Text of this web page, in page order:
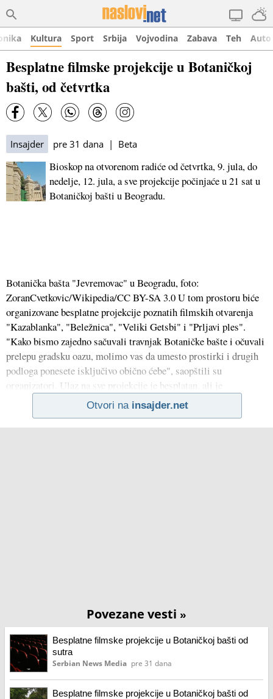
Kultura Sport Srbija Vojvodina Zabava Teh Auto
Besplatne filmske projekcije u Botaničkoj
bašti, od četvrtka
Insajder pre 31 dana | Beta
Bioskop na otvorenom radiće od četvrtka, 9. jula, do
nedelje, 12. jula, a sve projekcije počinjaće u 21 sat u
Botaničkoj bašti u Beogradu.
Botanička bašta "Jevremovac" u Beogradu, foto:
ZoranCvetkovic/Wikipedia/CC BY-SA 3.0 U tom prostoru biće
organizovane besplatne projekcije poznatih filmskih otvarenja
"Kazablanka", "Beležnica", "Veliki Getsbi" i "Prljavi ples".
"Kako bismo zajedno sačuvali travnjak Botaničke bašte i očuvali
prelepu gradsku oazu, molimo vas da umesto prostirki i drugih
podloga ponesete isključivo obično ćebe", saopštili su
organizatori. Ulaz na sve projekcije je besplatan, ali je
Otvori na insajder.net
Povezane vesti »
Besplatne filmske projekcije u Botaničkoj bašti od
sutra
Serbian News Media pre 31 dana
Besplatne filmske projekcije u Botaničkoj bašti od